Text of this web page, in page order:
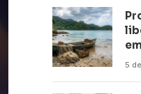
5